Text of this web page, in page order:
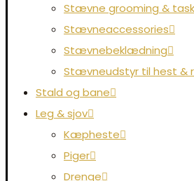
Stævne grooming &
Stævneaccessories
Stævnebeklædning
Stævneudstyr til hest &
Stald og bane
Leg & sjov
Kæpheste
Piger
Drenge